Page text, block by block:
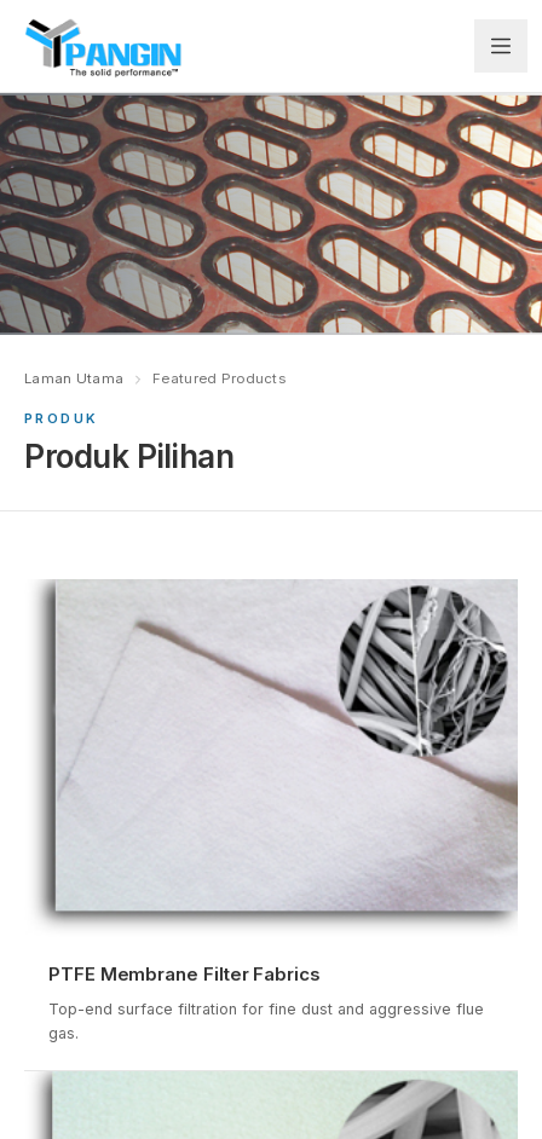
Laman Utama Featured Products
PRODUK
Produk Pilihan
PTFE Membrane Filter Fabrics
Top-end surface filtration for fine dust and aggressive flue
gas.